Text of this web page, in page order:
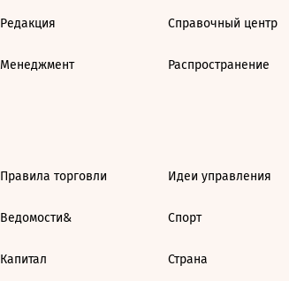
Редакция
Менеджмент
Справочный центр
Распространение
Правила торговли
Ведомости&
Капитал
Идеи управления
Спорт
Страна